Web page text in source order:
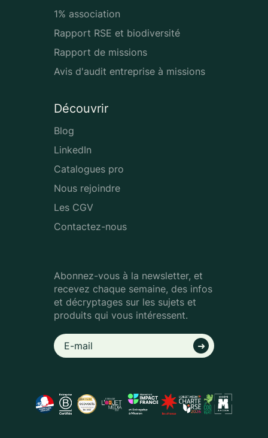
1% association
Rapport RSE et biodiversité
Rapport de missions
Avis d'audit entreprise à missions
Découvrir
Blog
LinkedIn
Catalogues pro
Nous rejoindre
Les CGV
Contactez-nous
Abonnez-vous à la newsletter, et
recevez chaque semaine, des infos
et décryptages sur les sujets et
produits qui vous intéressent.